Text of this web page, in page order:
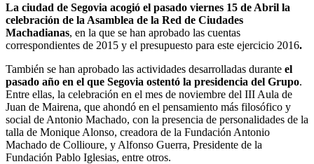
La ciudad de Segovia acogió el pasado viernes 15 de Abril la
celebración de la Asamblea de la Red de Ciudades
Machadianas, en la que se han aprobado las cuentas
correspondientes de 2015 y el presupuesto para este ejercicio 2016.
También se han aprobado las actividades desarrolladas durante el
pasado año en el que Segovia ostentó la presidencia del Grupo.
Entre ellas, la celebración en el mes de noviembre del III Aula de
Juan de Mairena, que ahondó en el pensamiento más filosófico y
social de Antonio Machado, con la presencia de personalidades de la
talla de Monique Alonso, creadora de la Fundación Antonio
Machado de Collioure, y Alfonso Guerra, Presidente de la
Fundación Pablo Iglesias, entre otros.